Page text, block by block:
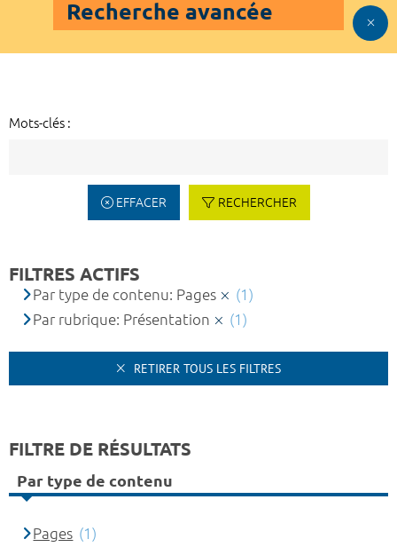
Recherche avancée
Mots-clés :
EFFACER RECHERCHER
FILTRES ACTIFS
Par type de contenu: Pages
(1)
Par rubrique: Présentation
(1)
RETIRER TOUS LES FILTRES
FILTRE DE RÉSULTATS
Par type de contenu
Pages (1)